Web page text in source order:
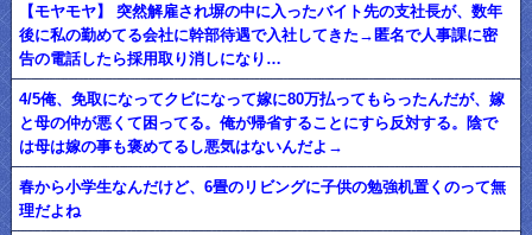
【モヤモヤ】 突然解雇され塀の中に入ったバイト先の支社長が、数年
後に私の勤めてる会社に幹部待遇で入社してきた→匿名で人事課に密
告の電話したら採用取り消しになり…
4/5俺、免取になってクビになって嫁に80万払ってもらったんだが、嫁
と母の仲が悪くて困ってる。俺が帰省することにすら反対する。陰で
は母は嫁の事も褒めてるし悪気はないんだよ→
春から小学生なんだけど、6畳のリビングに子供の勉強机置くのって無
理だよね